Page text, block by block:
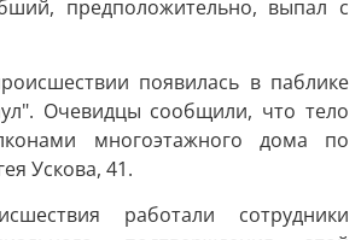
предположительно, выпал с
появилась в паблике
Очевидцы сообщили, что тело
многоэтажного дома по
Ускова, 41.
работали сотрудники